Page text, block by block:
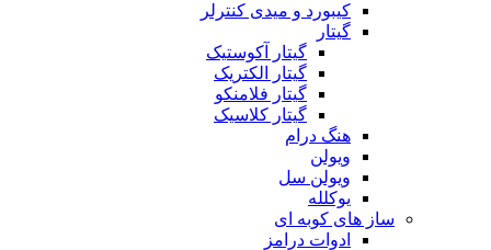
کیبورد و میدی کنترلر
گیتار
گیتار آکوستیک
گیتار الکتریک
گیتار فلامنکو
گیتار کلاسیک
هنگ درام
ویولن
ویولن سل
یوکلله
ساز های کوبه ای
ادوات درامز